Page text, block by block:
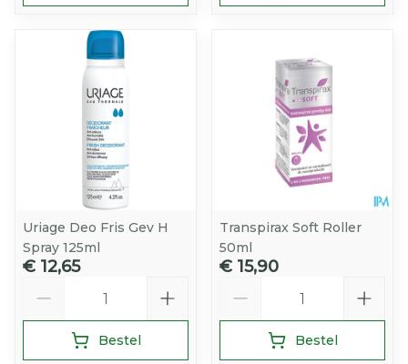
Uriage Deo Fris Gev H
Spray 125ml
€ 12,65
Bestel
Transpirax Soft Roller
50ml
€ 15,90
Bestel